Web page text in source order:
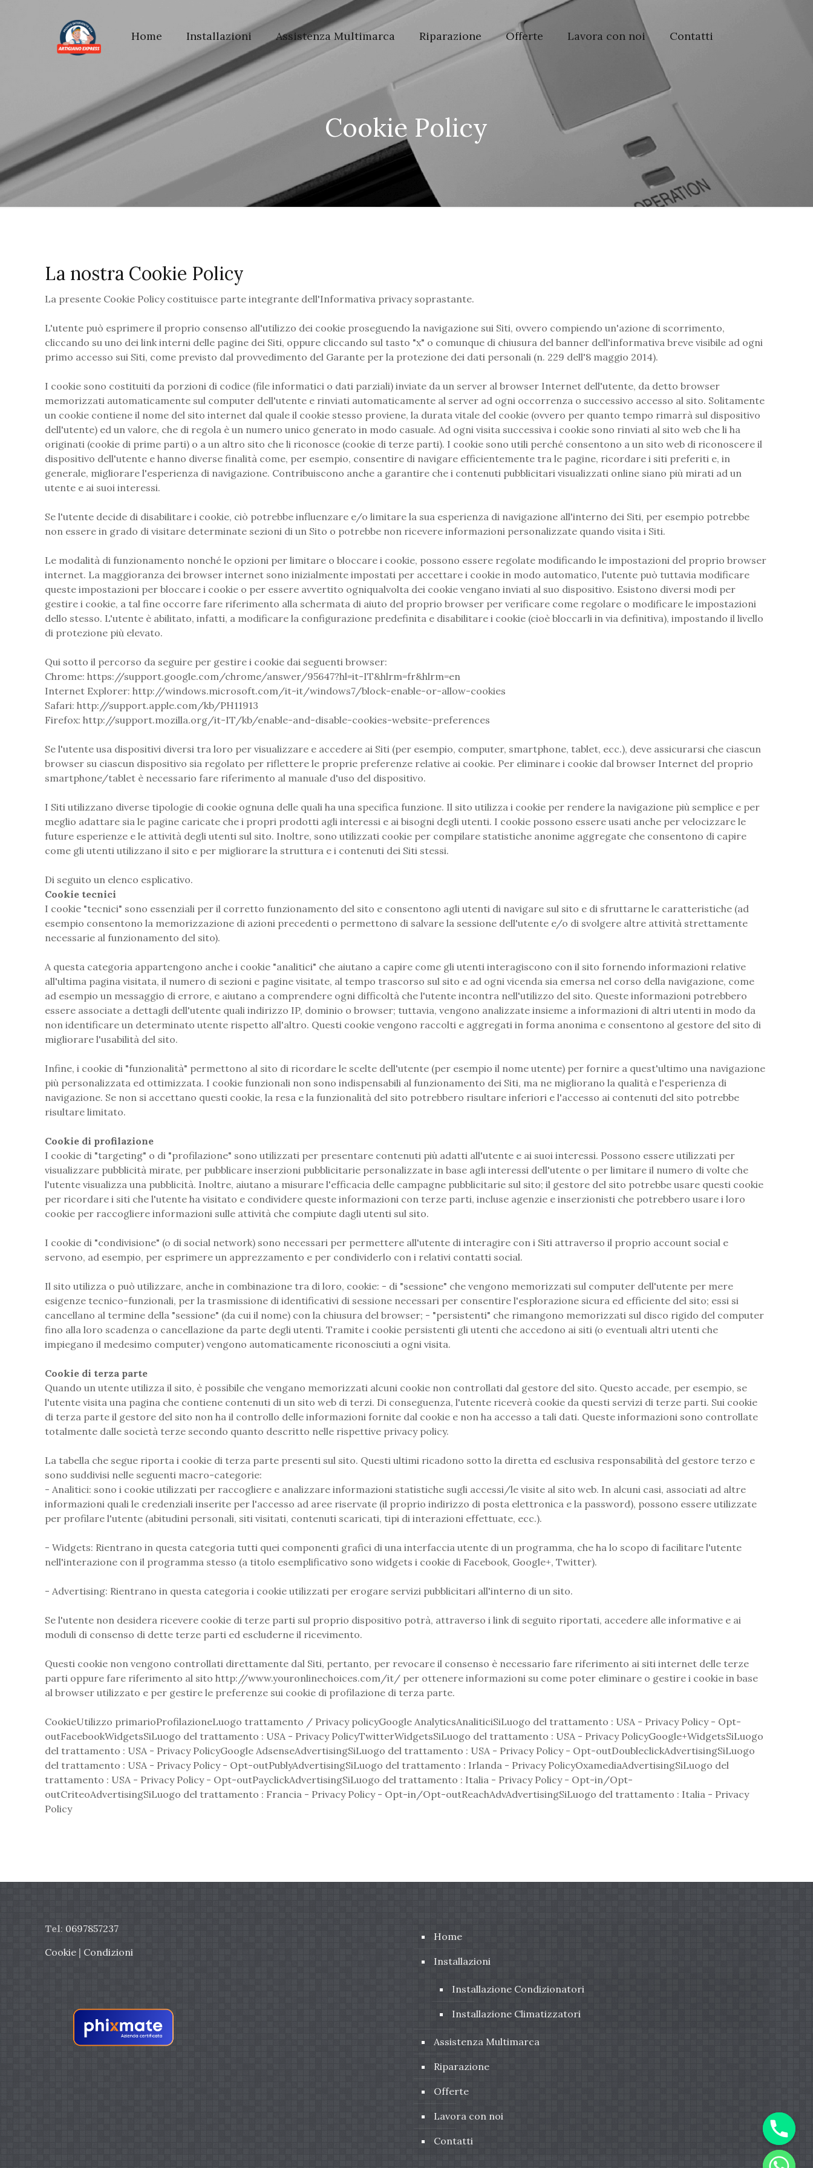
Home Installazioni Assistenza Multimarca Riparazione Offerte Lavora con noi Contatti
Cookie Policy
La nostra Cookie Policy
La presente Cookie Policy costituisce parte integrante dell'Informativa privacy soprastante.
L'utente può esprimere il proprio consenso all'utilizzo dei cookie proseguendo la navigazione sui Siti, ovvero compiendo un'azione di scorrimento,
cliccando su uno dei link interni delle pagine dei Siti, oppure cliccando sul tasto "x" o comunque di chiusura del banner dell'informativa breve visibile ad ogni
primo accesso sui Siti, come previsto dal provvedimento del Garante per la protezione dei dati personali (n. 229 dell'8 maggio 2014).
I cookie sono costituiti da porzioni di codice (file informatici o dati parziali) inviate da un server al browser Internet dell'utente, da detto browser
memorizzati automaticamente sul computer dell'utente e rinviati automaticamente al server ad ogni occorrenza o successivo accesso al sito. Solitamente
un cookie contiene il nome del sito internet dal quale il cookie stesso proviene, la durata vitale del cookie (ovvero per quanto tempo rimarrà sul dispositivo
dell'utente) ed un valore, che di regola è un numero unico generato in modo casuale. Ad ogni visita successiva i cookie sono rinviati al sito web che li ha
originati (cookie di prime parti) o a un altro sito che li riconosce (cookie di terze parti). I cookie sono utili perché consentono a un sito web di riconoscere il
dispositivo dell'utente e hanno diverse finalità come, per esempio, consentire di navigare efficientemente tra le pagine, ricordare i siti preferiti e, in
generale, migliorare l'esperienza di navigazione. Contribuiscono anche a garantire che i contenuti pubblicitari visualizzati online siano più mirati ad un
utente e ai suoi interessi.
Se l'utente decide di disabilitare i cookie, ciò potrebbe influenzare e/o limitare la sua esperienza di navigazione all'interno dei Siti, per esempio potrebbe
non essere in grado di visitare determinate sezioni di un Sito o potrebbe non ricevere informazioni personalizzate quando visita i Siti.
Le modalità di funzionamento nonché le opzioni per limitare o bloccare i cookie, possono essere regolate modificando le impostazioni del proprio browser
internet. La maggioranza dei browser internet sono inizialmente impostati per accettare i cookie in modo automatico, l'utente può tuttavia modificare
queste impostazioni per bloccare i cookie o per essere avvertito ogniqualvolta dei cookie vengano inviati al suo dispositivo. Esistono diversi modi per
gestire i cookie, a tal fine occorre fare riferimento alla schermata di aiuto del proprio browser per verificare come regolare o modificare le impostazioni
dello stesso. L'utente è abilitato, infatti, a modificare la configurazione predefinita e disabilitare i cookie (cioè bloccarli in via definitiva), impostando il livello
di protezione più elevato.
Qui sotto il percorso da seguire per gestire i cookie dai seguenti browser:
Chrome: https://support.google.com/chrome/answer/95647?hl=it-IT&hlrm=fr&hlrm=en
Internet Explorer: http://windows.microsoft.com/it-it/windows7/block-enable-or-allow-cookies
Safari: http://support.apple.com/kb/PH11913
Firefox: http://support.mozilla.org/it-IT/kb/enable-and-disable-cookies-website-preferences
Se l'utente usa dispositivi diversi tra loro per visualizzare e accedere ai Siti (per esempio, computer, smartphone, tablet, ecc.), deve assicurarsi che ciascun
browser su ciascun dispositivo sia regolato per riflettere le proprie preferenze relative ai cookie. Per eliminare i cookie dal browser Internet del proprio
smartphone/tablet è necessario fare riferimento al manuale d'uso del dispositivo.
I Siti utilizzano diverse tipologie di cookie ognuna delle quali ha una specifica funzione. Il sito utilizza i cookie per rendere la navigazione più semplice e per
meglio adattare sia le pagine caricate che i propri prodotti agli interessi e ai bisogni degli utenti. I cookie possono essere usati anche per velocizzare le
future esperienze e le attività degli utenti sul sito. Inoltre, sono utilizzati cookie per compilare statistiche anonime aggregate che consentono di capire
come gli utenti utilizzano il sito e per migliorare la struttura e i contenuti dei Siti stessi.
Di seguito un elenco esplicativo.
Cookie tecnici
I cookie "tecnici" sono essenziali per il corretto funzionamento del sito e consentono agli utenti di navigare sul sito e di sfruttarne le caratteristiche (ad
esempio consentono la memorizzazione di azioni precedenti o permettono di salvare la sessione dell'utente e/o di svolgere altre attività strettamente
necessarie al funzionamento del sito).
A questa categoria appartengono anche i cookie "analitici" che aiutano a capire come gli utenti interagiscono con il sito fornendo informazioni relative
all'ultima pagina visitata, il numero di sezioni e pagine visitate, al tempo trascorso sul sito e ad ogni vicenda sia emersa nel corso della navigazione, come
ad esempio un messaggio di errore, e aiutano a comprendere ogni difficoltà che l'utente incontra nell'utilizzo del sito. Queste informazioni potrebbero
essere associate a dettagli dell'utente quali indirizzo IP, dominio o browser; tuttavia, vengono analizzate insieme a informazioni di altri utenti in modo da
non identificare un determinato utente rispetto all'altro. Questi cookie vengono raccolti e aggregati in forma anonima e consentono al gestore del sito di
migliorare l'usabilità del sito.
Infine, i cookie di "funzionalità" permettono al sito di ricordare le scelte dell'utente (per esempio il nome utente) per fornire a quest'ultimo una navigazione
più personalizzata ed ottimizzata. I cookie funzionali non sono indispensabili al funzionamento dei Siti, ma ne migliorano la qualità e l'esperienza di
navigazione. Se non si accettano questi cookie, la resa e la funzionalità del sito potrebbero risultare inferiori e l'accesso ai contenuti del sito potrebbe
risultare limitato.
Cookie di profilazione
I cookie di "targeting" o di "profilazione" sono utilizzati per presentare contenuti più adatti all'utente e ai suoi interessi. Possono essere utilizzati per
visualizzare pubblicità mirate, per pubblicare inserzioni pubblicitarie personalizzate in base agli interessi dell'utente o per limitare il numero di volte che
l'utente visualizza una pubblicità. Inoltre, aiutano a misurare l'efficacia delle campagne pubblicitarie sul sito; il gestore del sito potrebbe usare questi cookie
per ricordare i siti che l'utente ha visitato e condividere queste informazioni con terze parti, incluse agenzie e inserzionisti che potrebbero usare i loro
cookie per raccogliere informazioni sulle attività che compiute dagli utenti sul sito.
I cookie di "condivisione" (o di social network) sono necessari per permettere all'utente di interagire con i Siti attraverso il proprio account social e
servono, ad esempio, per esprimere un apprezzamento e per condividerlo con i relativi contatti social.
Il sito utilizza o può utilizzare, anche in combinazione tra di loro, cookie: - di "sessione" che vengono memorizzati sul computer dell'utente per mere
esigenze tecnico-funzionali, per la trasmissione di identificativi di sessione necessari per consentire l'esplorazione sicura ed efficiente del sito; essi si
cancellano al termine della "sessione" (da cui il nome) con la chiusura del browser; - "persistenti" che rimangono memorizzati sul disco rigido del computer
fino alla loro scadenza o cancellazione da parte degli utenti. Tramite i cookie persistenti gli utenti che accedono ai siti (o eventuali altri utenti che
impiegano il medesimo computer) vengono automaticamente riconosciuti a ogni visita.
Cookie di terza parte
Quando un utente utilizza il sito, è possibile che vengano memorizzati alcuni cookie non controllati dal gestore del sito. Questo accade, per esempio, se
l'utente visita una pagina che contiene contenuti di un sito web di terzi. Di conseguenza, l'utente riceverà cookie da questi servizi di terze parti. Sui cookie
di terza parte il gestore del sito non ha il controllo delle informazioni fornite dal cookie e non ha accesso a tali dati. Queste informazioni sono controllate
totalmente dalle società terze secondo quanto descritto nelle rispettive privacy policy.
La tabella che segue riporta i cookie di terza parte presenti sul sito. Questi ultimi ricadono sotto la diretta ed esclusiva responsabilità del gestore terzo e
sono suddivisi nelle seguenti macro-categorie:
- Analitici: sono i cookie utilizzati per raccogliere e analizzare informazioni statistiche sugli accessi/le visite al sito web. In alcuni casi, associati ad altre
informazioni quali le credenziali inserite per l'accesso ad aree riservate (il proprio indirizzo di posta elettronica e la password), possono essere utilizzate
per profilare l'utente (abitudini personali, siti visitati, contenuti scaricati, tipi di interazioni effettuate, ecc.).
- Widgets: Rientrano in questa categoria tutti quei componenti grafici di una interfaccia utente di un programma, che ha lo scopo di facilitare l'utente
nell'interazione con il programma stesso (a titolo esemplificativo sono widgets i cookie di Facebook, Google+, Twitter).
- Advertising: Rientrano in questa categoria i cookie utilizzati per erogare servizi pubblicitari all'interno di un sito.
Se l'utente non desidera ricevere cookie di terze parti sul proprio dispositivo potrà, attraverso i link di seguito riportati, accedere alle informative e ai
moduli di consenso di dette terze parti ed escluderne il ricevimento.
Questi cookie non vengono controllati direttamente dal Siti, pertanto, per revocare il consenso è necessario fare riferimento ai siti internet delle terze
parti oppure fare riferimento al sito http://www.youronlinechoices.com/it/ per ottenere informazioni su come poter eliminare o gestire i cookie in base
al browser utilizzato e per gestire le preferenze sui cookie di profilazione di terza parte.
CookieUtilizzo primarioProfilazioneLuogo trattamento / Privacy policyGoogle AnalyticsAnaliticiSiLuogo del trattamento : USA - Privacy Policy - Opt-
outFacebookWidgetsSiLuogo del trattamento : USA - Privacy PolicyTwitterWidgetsSiLuogo del trattamento : USA - Privacy PolicyGoogle+WidgetsSiLuogo
del trattamento : USA - Privacy PolicyGoogle AdsenseAdvertisingSiLuogo del trattamento : USA - Privacy Policy - Opt-outDoubleclickAdvertisingSiLuogo
del trattamento : USA - Privacy Policy - Opt-outPublyAdvertisingSiLuogo del trattamento : Irlanda - Privacy PolicyOxamediaAdvertisingSiLuogo del
trattamento : USA - Privacy Policy - Opt-outPayclickAdvertisingSiLuogo del trattamento : Italia - Privacy Policy - Opt-in/Opt-
outCriteoAdvertisingSiLuogo del trattamento : Francia - Privacy Policy - Opt-in/Opt-outReachAdvAdvertisingSiLuogo del trattamento : Italia - Privacy
Policy
Tel: 0697857237
Cookie | Condizioni
Home
Installazioni
Installazione Condizionatori
Installazione Climatizzatori
Assistenza Multimarca
Riparazione
Offerte
Lavora con noi
Contatti